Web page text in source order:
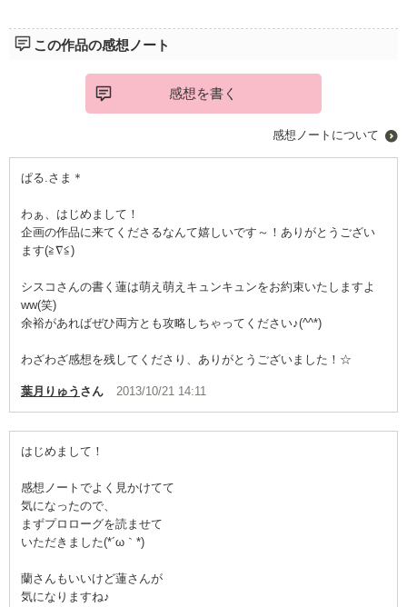
この作品の感想ノート
感想を書く
感想ノートについて
ぱる.さま＊
わぁ、はじめまして！
企画の作品に来てくださるなんて嬉しいです～！ありがとうござい
ます(≧∇≦)
シスコさんの書く蓮は萌え萌えキュンキュンをお約束いたしますよ
ww(笑)
余裕があればぜひ両方とも攻略しちゃってください♪(^^*)
わざわざ感想を残してくださり、ありがとうございました！☆
葉月りゅう さん 2013/10/21 14:11
はじめまして！
感想ノートでよく見かけてて
気になったので、
まずプロローグを読ませて
いただきました(*´ω｀*)
蘭さんもいいけど蓮さんが
気になりますね♪